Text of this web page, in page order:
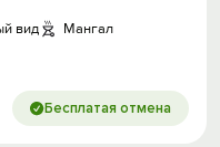
вид
Мангал
Бесплатая отмена